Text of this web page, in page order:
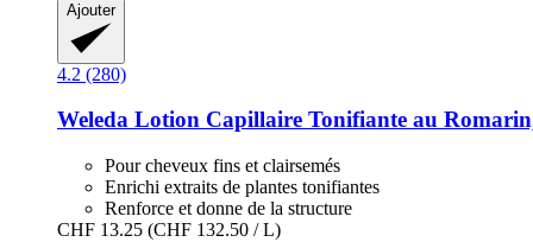
Ajouter
4.2 (280)
Weleda Lotion Capillaire Tonifiante au
Pour cheveux fins et clairsemés
Enrichi extraits de plantes tonifiantes
Renforce et donne de la structure
CHF 13.25 (CHF 132.50 / L)